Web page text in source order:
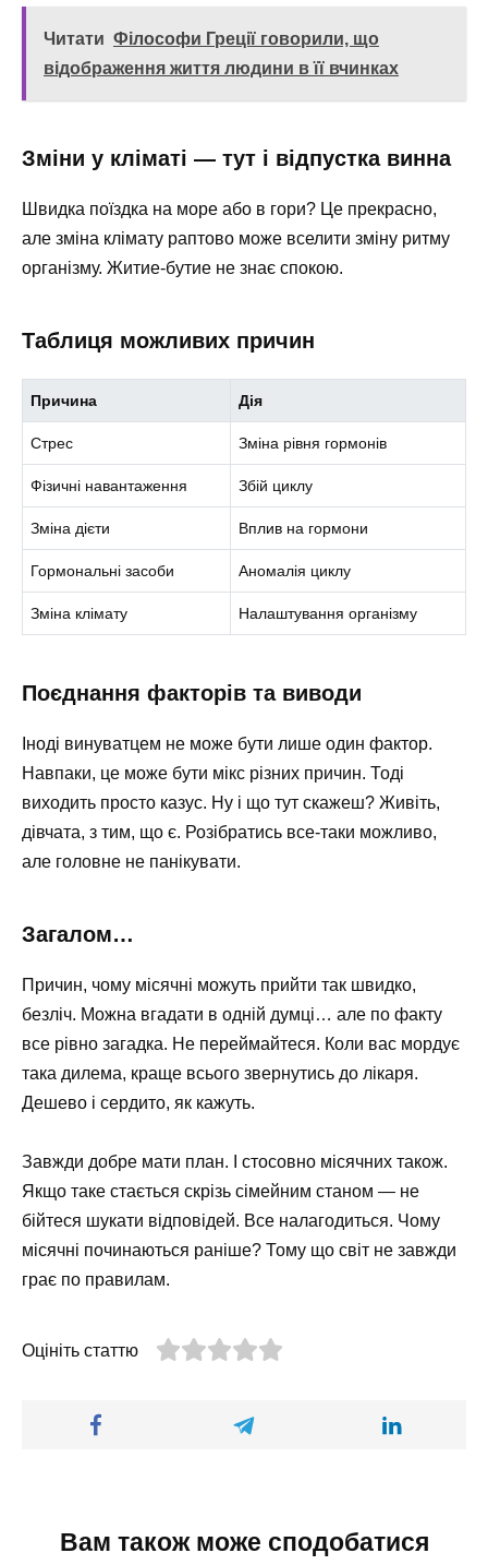
Читати Філософи Греції говорили, що
відображення життя людини в її вчинках
Зміни у кліматі — тут і відпустка винна
Швидка поїздка на море або в гори? Це прекрасно,
але зміна клімату раптово може вселити зміну ритму
організму. Житие-бутие не знає спокою.
Таблиця можливих причин
Причина Дія
Стрес Зміна рівня гормонів
Фізичні навантаження Збій циклу
Зміна дієти Вплив на гормони
Гормональні засоби Аномалія циклу
Зміна клімату Налаштування організму
Поєднання факторів та виводи
Іноді винуватцем не може бути лише один фактор.
Навпаки, це може бути мікс різних причин. Тоді
виходить просто казус. Ну і що тут скажеш? Живіть,
дівчата, з тим, що є. Розібратись все-таки можливо,
але головне не панікувати.
Загалом…
Причин, чому місячні можуть прийти так швидко,
безліч. Можна вгадати в одній думці… але по факту
все рівно загадка. Не переймайтеся. Коли вас мордує
така дилема, краще всього звернутись до лікаря.
Дешево і сердито, як кажуть.
Завжди добре мати план. І стосовно місячних також.
Якщо таке стається скрізь сімейним станом — не
бійтеся шукати відповідей. Все налагодиться. Чому
місячні починаються раніше? Тому що світ не завжди
грає по правилам.
Оцініть статтю
Вам також може сподобатися